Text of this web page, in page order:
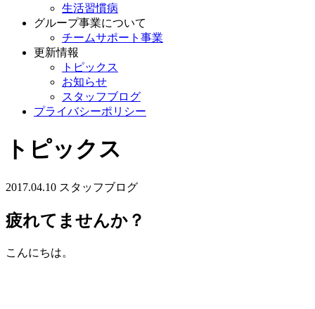
生活習慣病
グループ事業について
チームサポート事業
更新情報
トピックス
お知らせ
スタッフブログ
プライバシーポリシー
トピックス
2017.04.10 スタッフブログ
疲れてませんか？
こんにちは。